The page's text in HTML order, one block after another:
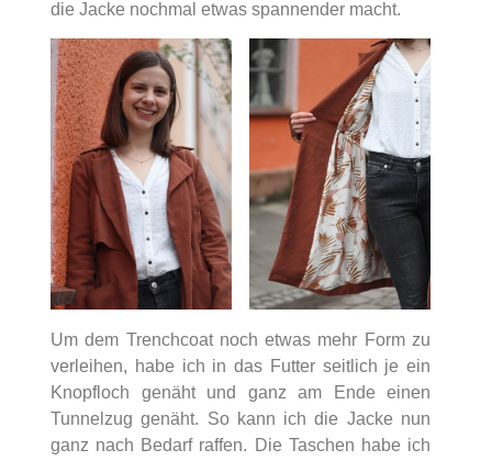
die Jacke nochmal etwas spannender macht.
Um dem Trenchcoat noch etwas mehr Form zu
verleihen, habe ich in das Futter seitlich je ein
Knopfloch genäht und ganz am Ende einen
Tunnelzug genäht. So kann ich die Jacke nun
ganz nach Bedarf raffen. Die Taschen habe ich